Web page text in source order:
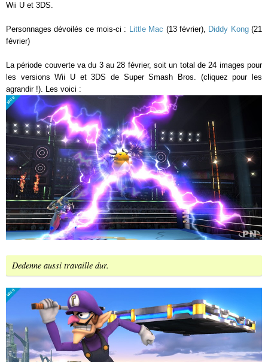
Wii U et 3DS.
Personnages dévoilés ce mois-ci : Little Mac (13 février), Diddy Kong(21
février)
La période couverte va du 3 au 28 février, soit un total de 24 images pour
les versions Wii U et 3DS de Super Smash Bros. (cliquez pour les
agrandir !). Les voici :
Dedenne aussi travaille dur.